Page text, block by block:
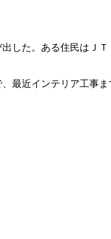
した。ある住民はＪ
最近インテリア工事